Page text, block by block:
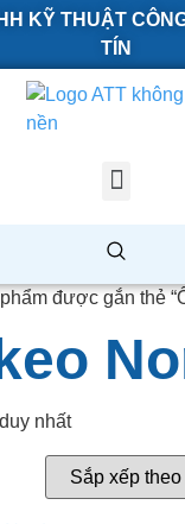
KỸ THUẬT
TÍN
được gắn thẻ
nhất